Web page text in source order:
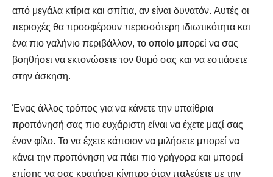
από μεγάλα κτίρια και σπίτια, αν είναι δυνατόν. Αυτές οι
περιοχές θα προσφέρουν περισσότερη ιδιωτικότητα και
ένα πιο γαλήνιο περιβάλλον, το οποίο μπορεί να σας
βοηθήσει να εκτονώσετε τον θυμό σας και να εστιάσετε
στην άσκηση.
Ένας άλλος τρόπος για να κάνετε την υπαίθρια
προπόνησή σας πιο ευχάριστη είναι να έχετε μαζί σας
έναν φίλο. Το να έχετε κάποιον να μιλήσετε μπορεί να
κάνει την προπόνηση να πάει πιο γρήγορα και μπορεί
επίσης να σας κρατήσει κίνητρο όταν παλεύετε με την